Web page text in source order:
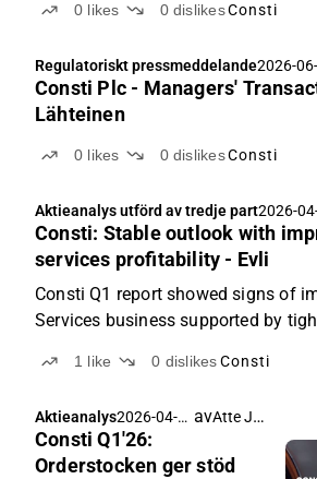
0 likes 0 dislikesConsti
Regulatoriskt pressmeddelande2026-
Consti Plc - Managers'
Lähteinen
0 likes 0 dislikesConsti
Aktieanalys utförd av tredje part2026-
Consti: Stable outlook with
services profitability - Evli
Consti Q1 report showed signs of
Services business supported by
investment view. Following minor
1 like 0 dislikesConsti
Aktieanalys2026-04-
30 05:05
av Atte Jortikka
Consti Q1'26:
Orderstocken ger stöd